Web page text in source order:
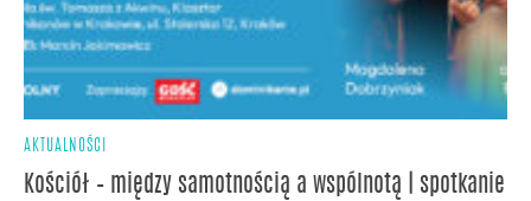
AKTUALNOŚCI
Kościół – między samotnością a wspólnotą | spotkanie